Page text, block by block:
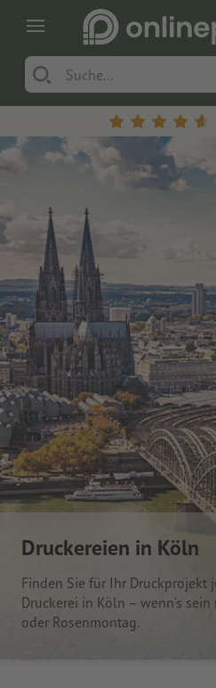
Druckereien in Köln
Finden Sie für Ihr Druckprojekt
Druckerei in Köln – wenn’s
oder Rosenmontag.